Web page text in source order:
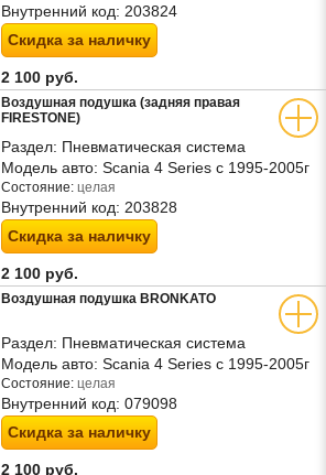
Внутренний код: 203824
Скидка за наличку
2 100 руб.
Воздушная подушка (задняя правая
FIRESTONE)
Раздел: Пневматическая система
Модель авто: Scania 4 Series с 1995-2005г
Состояние: целая
Внутренний код: 203828
Скидка за наличку
2 100 руб.
Воздушная подушка BRONKATO
Раздел: Пневматическая система
Модель авто: Scania 4 Series с 1995-2005г
Состояние: целая
Внутренний код: 079098
Скидка за наличку
2 100 руб.